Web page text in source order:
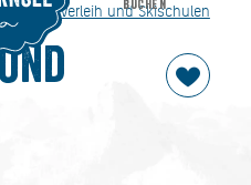
Skiverleih und Skischulen
Skiverleih und Skischulen
BUCHEN